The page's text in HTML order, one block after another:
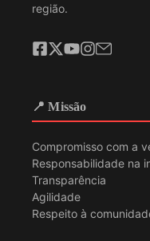
região.
📍 Missão
Compromisso com a
Responsabilidade na
Transparência
Agilidade
Respeito à